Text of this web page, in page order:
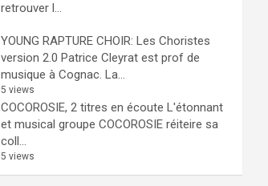
retrouver l...
YOUNG RAPTURE CHOIR: Les Choristes
version 2.0 Patrice Cleyrat est prof de
musique à Cognac. La...
5 views
COCOROSIE, 2 titres en écoute L'étonnant
et musical groupe COCOROSIE réiteire sa
coll...
5 views